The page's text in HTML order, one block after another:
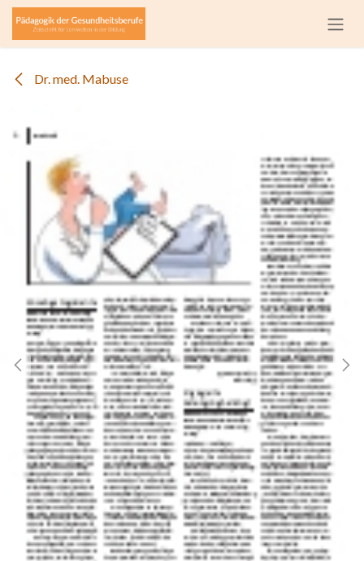
Zum Inhalt springen
Dr. med. Mabuse